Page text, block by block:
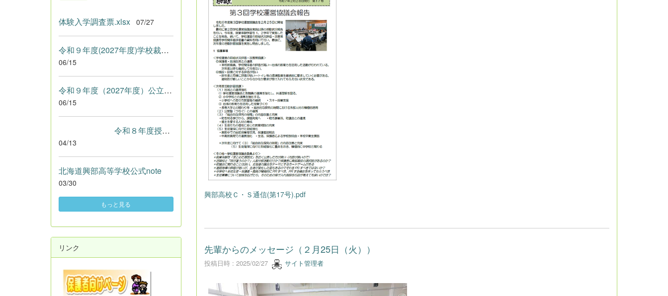
興部高校Ｃ・Ｓ通信(第17号).pdf
先輩からのメッセージ（２月25日（火））
投稿日時 : 2025/02/27 サイト管理者
体験入学調査票.xlsx 07/27
令和９年度(2027年度)学校裁量.pdf
06/15
令和９年度（2027年度）公立高等学校入学者選抜における学校裁量...
06/15
令和８年度授業参観・ＰＴＡ総会.pdf
04/13
北海道興部高等学校公式note
03/30
もっと見る
リンク